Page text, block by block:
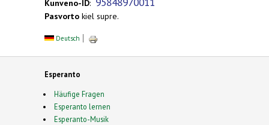
Kunveno-ID:
Pasvorto kiel supre.
Deutsch
Esperanto
Häufige Fragen
Esperanto lernen
Esperanto-Musik